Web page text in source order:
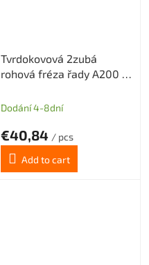
Tvrdokovová 2zubá
rohová fréza řady A200 s
pr.1,5 mm odlehčený krček
Dodání 4-8dní
€40,84 / pcs
Add to cart